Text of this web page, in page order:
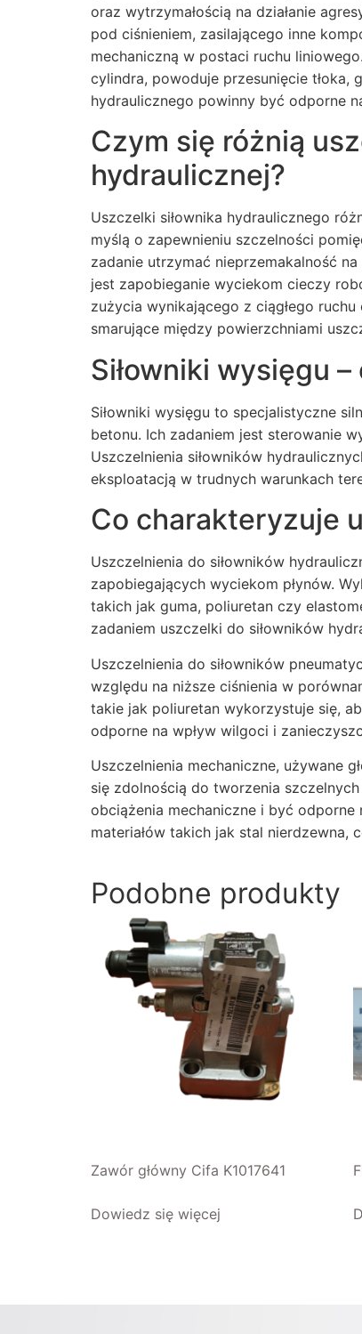
oraz wytrzymałością na działanie
pod ciśnieniem, zasilającego inne
mechaniczną w postaci ruchu
cylindra, powoduje przesunięcie tłoka,
hydraulicznego powinny być odporne
Czym się różnią
hydraulicznej?
Uszczelki siłownika hydraulicznego
myślą o zapewnieniu szczelności
zadanie utrzymać nieprzemakalność
jest zapobieganie wyciekom cieczy
zużycia wynikającego z ciągłego
smarujące między powierzchniami
Siłowniki wysięgu –
Siłowniki wysięgu to specjalistyczne
betonu. Ich zadaniem jest sterowanie
Uszczelnienia siłowników
eksploatacją w trudnych warunkach
Co charakteryzuje
Uszczelnienia do siłowników
zapobiegających wyciekom płynów.
takich jak guma, poliuretan czy
zadaniem uszczelki do siłowników
Uszczelnienia do siłowników
względu na niższe ciśnienia w
takie jak poliuretan wykorzystuje się,
odporne na wpływ wilgoci i
Uszczelnienia mechaniczne, używane
się zdolnością do tworzenia
obciążenia mechaniczne i być
materiałów takich jak stal nierdzewna,
Podobne produkty
Zawór główny Cifa K1017641
Dowiedz się więcej